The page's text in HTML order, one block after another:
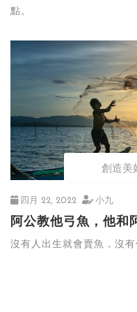
點。
創造美
四月 22, 2022 小九
阿公教他弓魚，他和
沒有人出生就會賣魚，沒